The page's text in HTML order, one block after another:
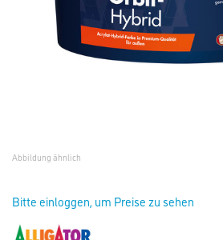
Abbildung ähnlich
Bitte einloggen, um Preise zu sehen